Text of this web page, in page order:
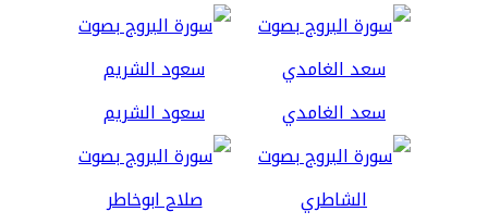
سعد الغامدي سعود الشريم